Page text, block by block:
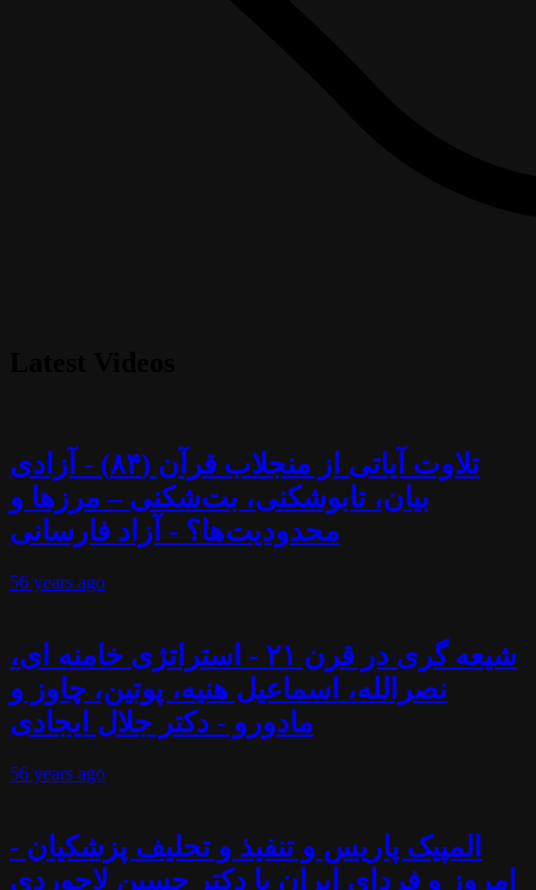
تلاوت آیاتی از منجلاب قرآن (۸۴) - آزادی
بیان، تابوشکنی، بت‌شکنی – مرزها و
محدودیت‌ها؟ - آزاد فارسانی
56 years ago
شیعه گری در قرن ۲۱ - استراتژی خامنه ای،
نصرالله، اسماعیل هنیه، پوتین، چاوز و
مادورو - دکتر جلال ایجادی
56 years ago
المپیک پاریس و تنفیذ و تحلیف پزشکیان -
امروز و فردای ایران با دکتر حسین لاجوردی